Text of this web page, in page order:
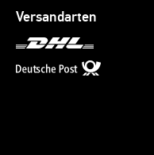
Versandarten